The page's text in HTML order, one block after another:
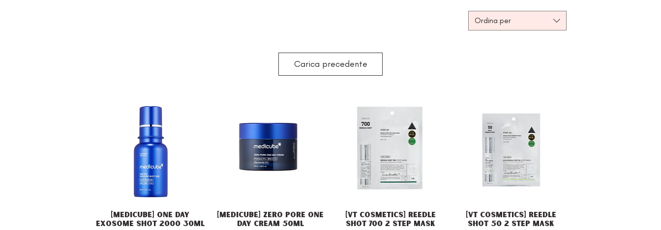
Ordina per
Carica precedente
Vista rapida
[Medicube] One Day
Exosome Shot 2000 30ml
Vista rapida
[Medicube] Zero Pore One
Day Cream 50ml
Vista rapida
[VT Cosmetics] Reedle
Shot 700 2 Step Mask
Vista rapida
[VT Cosmetics] Reedle
Shot 50 2 Step Mask